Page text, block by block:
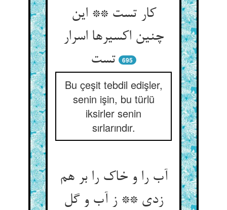
کار تست ** این
چنین اکسیرها اسرار
تست‏
695
Bu çeşit tebdil edişler,
senin işin, bu türlü
iksirler senin
sırlarındır.
آب را و خاک را بر هم
زدی ** ز آب و گل